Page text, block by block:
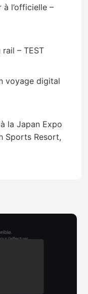
à l’officielle –
– TEST
voyage digital
la Japan Expo
Sports Resort,